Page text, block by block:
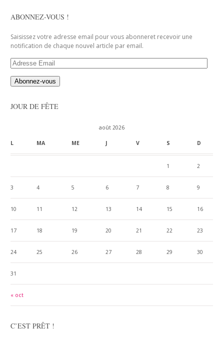
ABONNEZ-VOUS !
Saisissez votre adresse email pour vous abonneret recevoir une
notification de chaque nouvel article par email.
Adresse
Email
JOUR DE FÊTE
août 2026
L MA ME J V S D
« oct
1 2
3 4 5 6 7 8 9
10 11 12 13 14 15 16
17 18 19 20 21 22 23
24 25 26 27 28 29 30
31
C’EST PRÊT !